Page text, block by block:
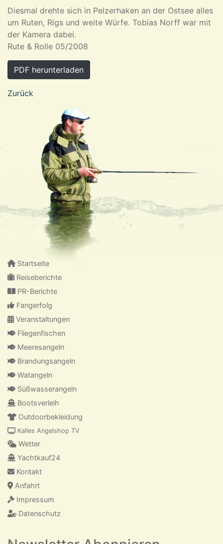
Diesmal drehte sich in Pelzerhaken an der Ostsee alles
um Ruten, Rigs und weite Würfe. Tobias Norff war mit
der Kamera dabei.
Rute & Rolle 05/2008
PDF herunterladen
Zurück
Startseite
Reiseberichte
PR-Berichte
Fangerfolg
Veranstaltungen
Fliegenfischen
Meeresangeln
Brandungsangeln
Watangeln
Süßwasserangeln
Bootsverleih
Outdoorbekleidung
Kalles Angelshop TV
Wetter
Yachtkauf24
Kontakt
Anfahrt
Impressum
Datenschutz